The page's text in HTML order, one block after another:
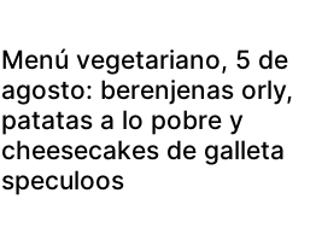
Menú vegetariano, 5 de
agosto: berenjenas orly,
patatas a lo pobre y
cheesecakes de galleta
speculoos